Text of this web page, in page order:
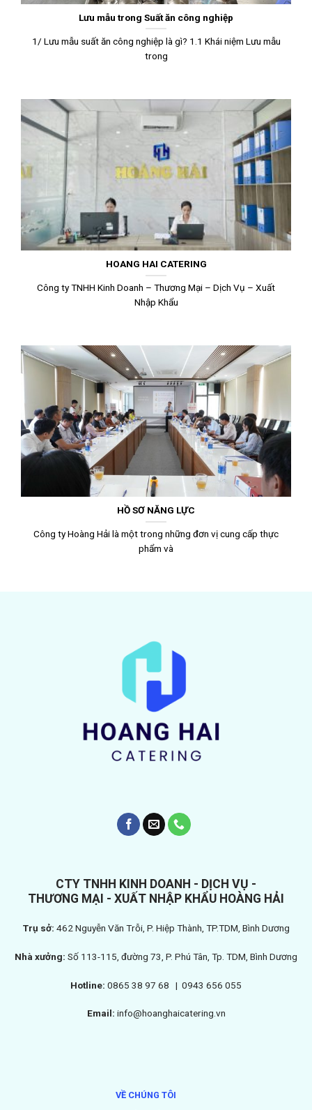
Lưu mẫu trong Suất ăn công nghiệp
1/ Lưu mẫu suất ăn công nghiệp là gì? 1.1 Khái niệm Lưu mẫu
trong
HOANG HAI CATERING
Công ty TNHH Kinh Doanh – Thương Mại – Dịch Vụ – Xuất
Nhập Khẩu
HỒ SƠ NĂNG LỰC
Công ty Hoàng Hải là một trong những đơn vị cung cấp thực
phẩm và
CTY TNHH KINH DOANH - DỊCH VỤ -
THƯƠNG MẠI - XUẤT NHẬP KHẨU HOÀNG HẢI
Trụ sở: 462 Nguyễn Văn Trỗi, P. Hiệp Thành, TP.TDM, Bình Dương
Nhà xưởng: Số 113-115, đường 73, P. Phú Tân, Tp. TDM, Bình Dương
Hotline: 0865 38 97 68 | 0943 656 055
Email: info@hoanghaicatering.vn
VỀ CHÚNG TÔI